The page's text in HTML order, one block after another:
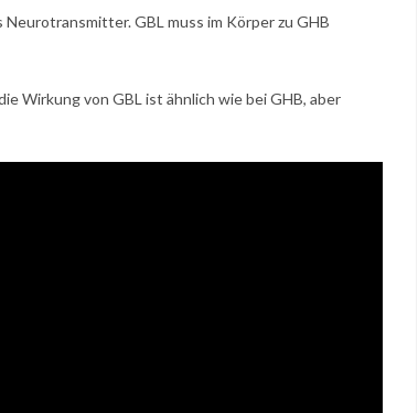
GBL muss im Körper zu GHB
Wirkung von GBL ist ähnlich wie bei GHB, aber